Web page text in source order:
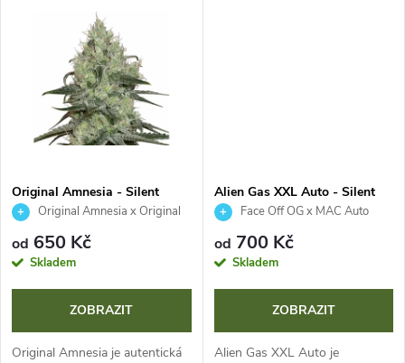
terpenový profil Skunku,...
Original Amnesia - Silent
SeedsOriginal Amnesia x Original
Amnesia
od 650 Kč
Skladem
ZOBRAZIT
Original Amnesia je autentická
Alien Gas XXL Auto - Silent
SeedsFace Off OG x MAC Auto
od 700 Kč
Skladem
ZOBRAZIT
Alien Gas XXL Auto je